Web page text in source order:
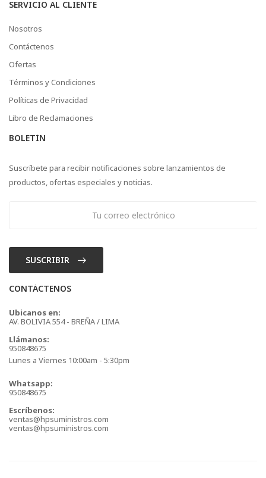
SERVICIO AL CLIENTE
Nosotros
Contáctenos
Ofertas
Términos y Condiciones
Políticas de Privacidad
Libro de Reclamaciones
BOLETÍN
Suscríbete para recibir notificaciones sobre lanzamientos de
productos, ofertas especiales y noticias.
SUSCRIBIR
CONTÁCTENOS
Ubicanos en:
AV. BOLIVIA 554 - BREÑA / LIMA
Llámanos:
950848675
Lunes a Viernes 10:00am - 5:30pm
Whatsapp:
950848675
Escríbenos:
ventas@hpsuministros.com
ventas@hpsuministros.com